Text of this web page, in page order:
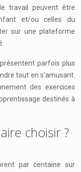
travail peuvent être
et/ou celles du
sur une plateforme
parfois plus
tout en s’amusant.
des exercices
destinés à
choisir ?
par centaine sur